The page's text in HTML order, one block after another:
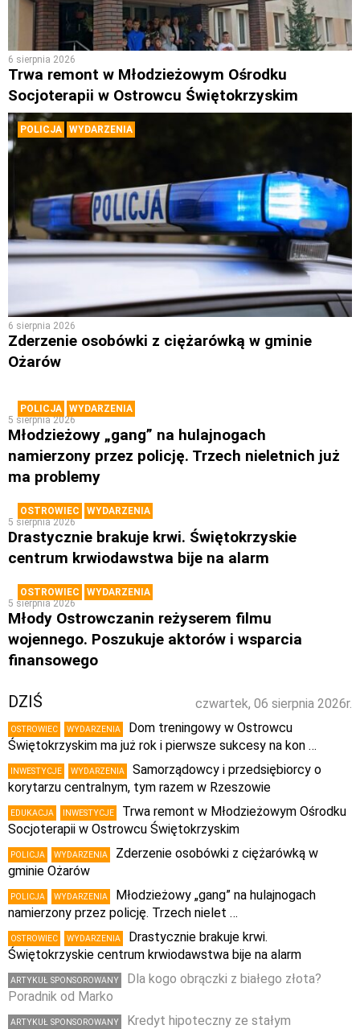
6 sierpnia 2026
Trwa remont w Młodzieżowym Ośrodku
Socjoterapii w Ostrowcu Świętokrzyskim
POLICJA WYDARZENIA
6 sierpnia 2026
Zderzenie osobówki z ciężarówką w gminie
Ożarów
POLICJA
WYDARZENIA
5 sierpnia 2026
Młodzieżowy „gang” na hulajnogach
namierzony przez policję. Trzech nieletnich już
ma problemy
OSTROWIEC
WYDARZENIA
5 sierpnia 2026
Drastycznie brakuje krwi. Świętokrzyskie
centrum krwiodawstwa bije na alarm
OSTROWIEC
WYDARZENIA
5 sierpnia 2026
Młody Ostrowczanin reżyserem filmu
wojennego. Poszukuje aktorów i wsparcia
finansowego
czwartek, 06 sierpnia 2026r.
DZIŚ
OSTROWIEC WYDARZENIA
Dom treningowy w Ostrowcu
Świętokrzyskim ma już rok i pierwsze sukcesy na kon …
INWESTYCJE WYDARZENIA
Samorządowcy i przedsiębiorcy o
korytarzu centralnym, tym razem w Rzeszowie
EDUKACJA INWESTYCJE
Trwa remont w Młodzieżowym Ośrodku
Socjoterapii w Ostrowcu Świętokrzyskim
POLICJA WYDARZENIA
Zderzenie osobówki z ciężarówką w
gminie Ożarów
POLICJA WYDARZENIA
Młodzieżowy „gang” na hulajnogach
namierzony przez policję. Trzech nielet …
OSTROWIEC WYDARZENIA
Drastycznie brakuje krwi.
Świętokrzyskie centrum krwiodawstwa bije na alarm
ARTYKUŁ SPONSOROWANY
Dla kogo obrączki z białego złota?
Poradnik od Marko
ARTYKUŁ SPONSOROWANY
Kredyt hipoteczny ze stałym